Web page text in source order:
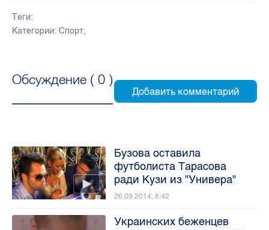
Теги:
Категории: Спорт,
Обсуждение ( 0 )
Бузова оставила
футболиста Тарасова
ради Кузи из "Универа"
26.09.2014, 8:42
Украинских беженцев